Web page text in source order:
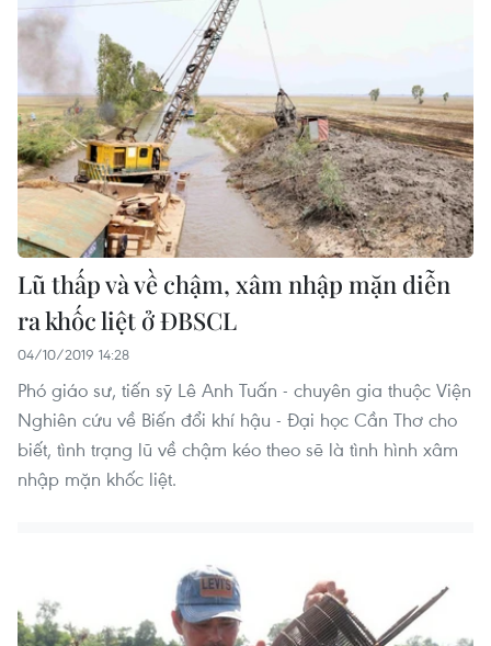
Lũ thấp và về chậm, xâm nhập mặn diễn
ra khốc liệt ở ĐBSCL
04/10/2019 14:28
Phó giáo sư, tiến sỹ Lê Anh Tuấn - chuyên gia thuộc Viện
Nghiên cứu về Biến đổi khí hậu - Đại học Cần Thơ cho
biết, tình trạng lũ về chậm kéo theo sẽ là tình hình xâm
nhập mặn khốc liệt.